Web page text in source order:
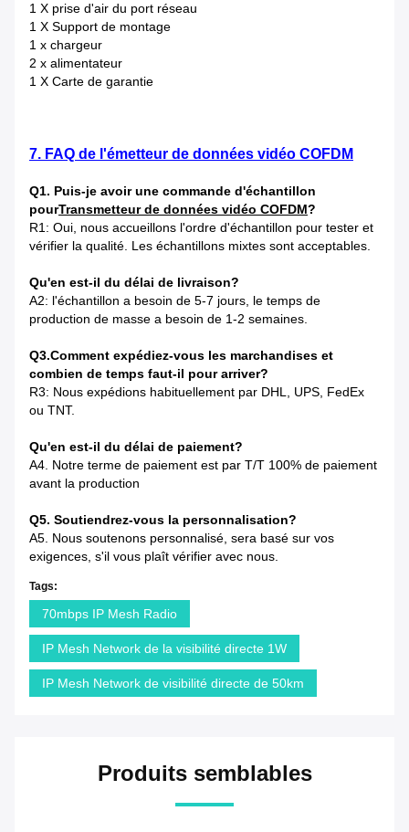
1 X prise d'air du port réseau
1 X Support de montage
1 x chargeur
2 x alimentateur
1 X Carte de garantie
7. FAQ de l'émetteur de données vidéo COFDM
Q1. Puis-je avoir une commande d'échantillon
pourTransmetteur de données vidéo COFDM?
R1: Oui, nous accueillons l'ordre d'échantillon pour tester et
vérifier la qualité. Les échantillons mixtes sont acceptables.
Qu'en est-il du délai de livraison?
A2: l'échantillon a besoin de 5-7 jours, le temps de
production de masse a besoin de 1-2 semaines.
Q3.Comment expédiez-vous les marchandises et
combien de temps faut-il pour arriver?
R3: Nous expédions habituellement par DHL, UPS, FedEx
ou TNT.
Qu'en est-il du délai de paiement?
A4. Notre terme de paiement est par T/T 100% de paiement
avant la production
Q5. Soutiendrez-vous la personnalisation?
A5. Nous soutenons personnalisé, sera basé sur vos
exigences, s'il vous plaît vérifier avec nous.
Tags:
70mbps IP Mesh Radio
IP Mesh Network de la visibilité directe 1W
IP Mesh Network de visibilité directe de 50km
Produits semblables